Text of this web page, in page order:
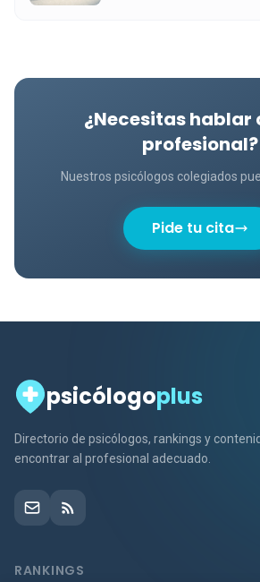
¿Necesitas hablar
profesional?
Nuestros psicólogos colegiados
Pide tu cita
psicólogoplus
Directorio de psicólogos, rankings y
encontrar al profesional adecuado.
RANKINGS